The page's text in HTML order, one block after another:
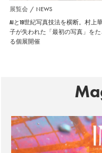
展覧会 NEWS
AIと19世紀写真技法を横断。村上
子が失われた「最初の写真」を
る個展開催